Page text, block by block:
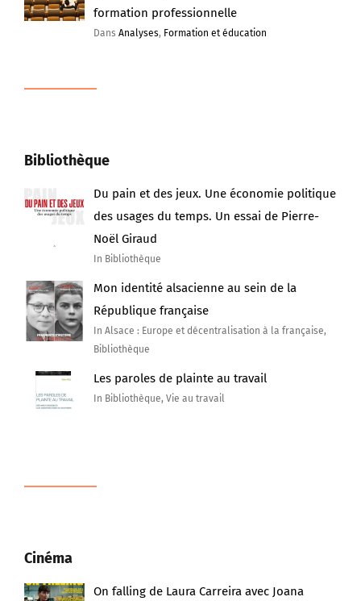
formation professionnelle
DansAnalyses, Formation et éducation
Bibliothèque
Du pain et des jeux. Une économie politique
des usages du temps. Un essai de Pierre-
Noël Giraud
In Bibliothèque
Mon identité alsacienne au sein de la
République française
In Alsace : Europe et décentralisation à la française,
Bibliothèque
Les paroles de plainte au travail
In Bibliothèque, Vie au travail
Cinéma
On falling de Laura Carreira avec Joana